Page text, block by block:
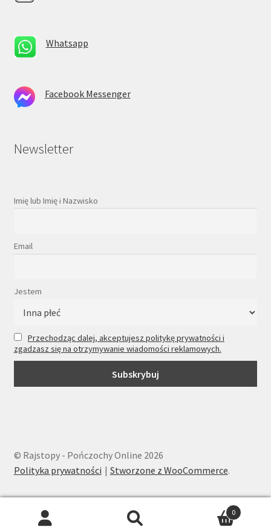
Whatsapp
Facebook Messenger
Newsletter
Imię lub Imię i Nazwisko
Email
Jestem
Przechodząc dalej, akceptujesz politykę prywatności i
zgadzasz się na otrzymywanie wiadomości reklamowych.
© Rajstopy - Pończochy Online 2026
Polityka prywatności
Stworzone z WooCommerce.
Wyszukiwarka
0